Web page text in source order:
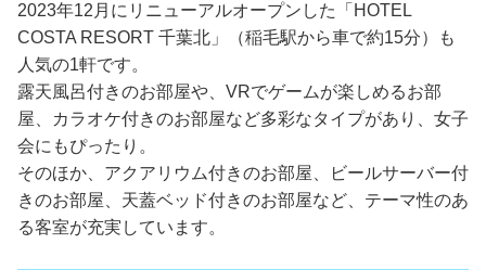
2023年12月にリニューアルオープンした「HOTEL
COSTA RESORT 千葉北」（稲毛駅から車で約15分）も
人気の1軒です。
露天風呂付きのお部屋や、VRでゲームが楽しめるお部
屋、カラオケ付きのお部屋など多彩なタイプがあり、女子
会にもぴったり。
そのほか、アクアリウム付きのお部屋、ビールサーバー付
きのお部屋、天蓋ベッド付きのお部屋など、テーマ性のあ
る客室が充実しています。